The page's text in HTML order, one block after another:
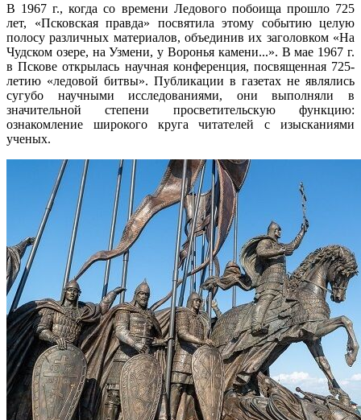
В 1967 г., когда со времени Ледового побоища прошло 725
лет, «Псковская правда» посвятила этому событию целую
полосу различных материалов, объединив их заголовком «На
Чудском озере, на Узмени, у Воронья камени...». В мае 1967 г.
в Пскове открылась научная конференция, посвященная 725-
летию «ледовой битвы». Публикации в газетах не являлись
сугубо научными исследованиями, они выполняли в
значительной степени просветительскую функцию:
ознакомление широкого круга читателей с изысканиями
ученых.